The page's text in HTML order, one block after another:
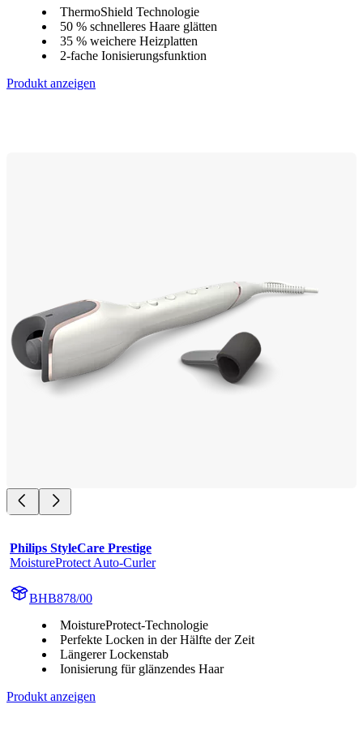
ThermoShield Technologie
50 % schnelleres Haare glätten
35 % weichere Heizplatten
2-fache Ionisierungsfunktion
Produkt anzeigen
Philips StyleCare Prestige
MoistureProtect Auto-Curler
BHB878/00
MoistureProtect-Technologie
Perfekte Locken in der Hälfte der Zeit
Längerer Lockenstab
Ionisierung für glänzendes Haar
Produkt anzeigen